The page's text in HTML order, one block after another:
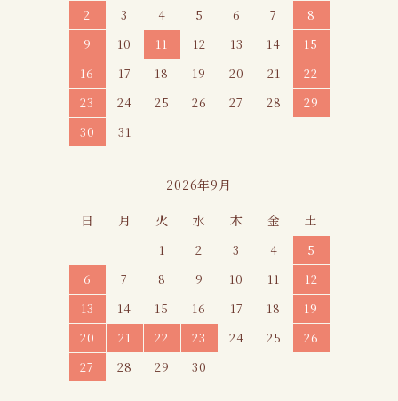
2
3 4 5 6 7
8
9
10 11 12 13 14
15
16
17 18 19 20 21
22
23
24 25 26 27 28
29
30
31
2026年9月
日
月 火 水 木 金 土
1 2 3 4
5
6
7 8 9 10 11
12
13
14 15 16 17 18
19
20
21 22 23 24 25
26
27
28 29 30